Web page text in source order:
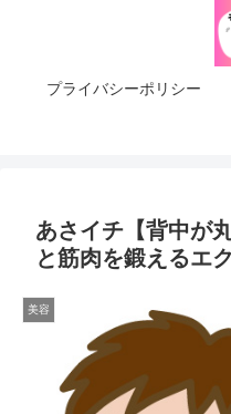
プライバシーポリシー
あさイチ【背中が
と筋肉を鍛えるエ
美容